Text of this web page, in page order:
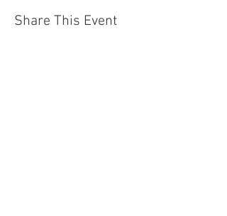
Share This Event